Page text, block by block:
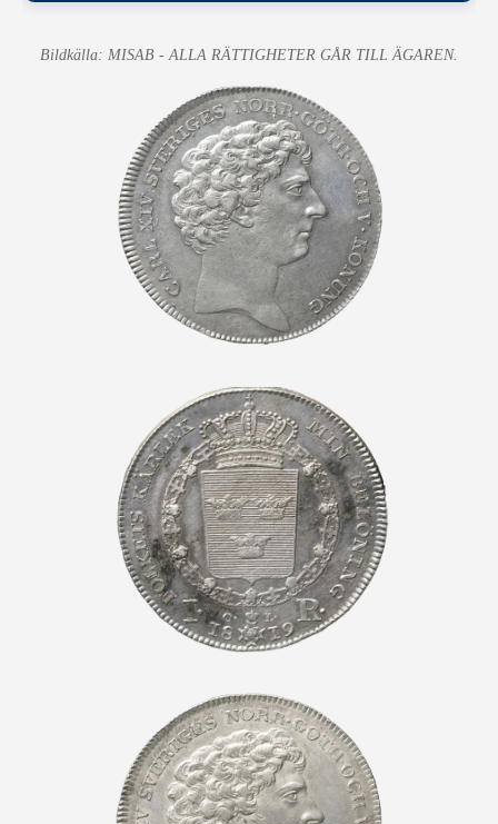
Bildkälla: MISAB - ALLA RÄTTIGHETER GÅR TILL ÄGAREN.